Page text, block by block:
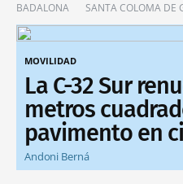
BADALONA SANTA COLOMA DE
MOVILIDAD
La C-32 Sur
metros
pavimento en
Andoni Berná